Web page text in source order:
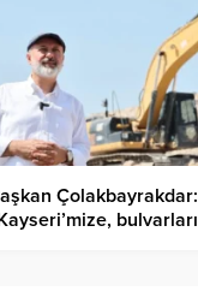
Çolakbayrakdar:
bulvarları